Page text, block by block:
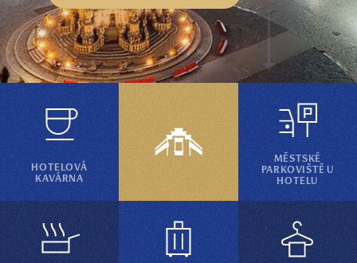
HOTELOVÁ
KAVÁRNA
MĚSTSKÉ
PARKOVIŠTĚ U
HOTELU